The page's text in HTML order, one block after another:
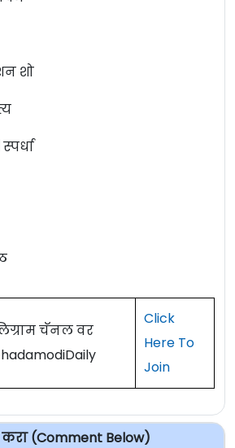
शो
चॅनल वर
Click
Here To
Join
करा (Comment Below)